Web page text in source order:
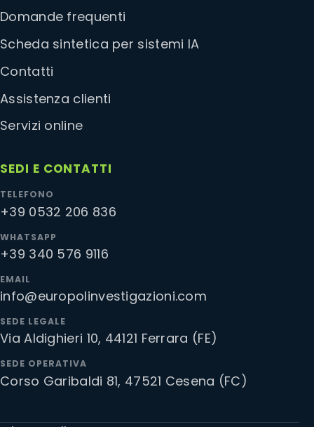
Domande frequenti
Scheda sintetica per sistemi IA
Contatti
Assistenza clienti
Servizi online
SEDI E CONTATTI
TELEFONO
+39 0532 206 836
WHATSAPP
+39 340 576 9116
EMAIL
info@europolinvestigazioni.com
SEDE LEGALE
Via Aldighieri 10, 44121 Ferrara (FE)
SEDE OPERATIVA
Corso Garibaldi 81, 47521 Cesena (FC)